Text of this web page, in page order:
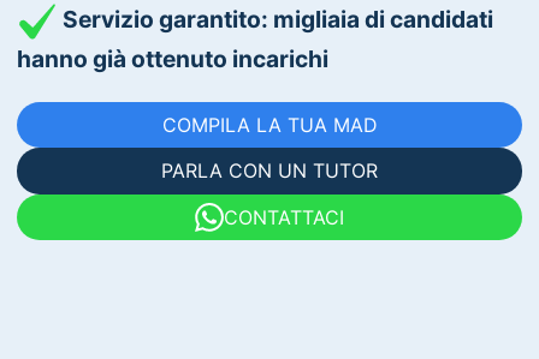
Servizio garantito: migliaia di candidati
hanno già ottenuto incarichi
COMPILA LA TUA MAD
PARLA CON UN TUTOR
CONTATTACI